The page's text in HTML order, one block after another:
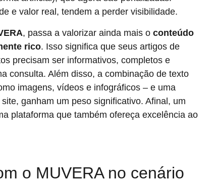
e valor real, tendem a perder visibilidade.
, passa a valorizar ainda mais o conteúdo
rico. Isso significa que seus artigos de
precisam ser informativos, completos e
consulta. Além disso, a combinação de texto
imagens, vídeos e infográficos – e uma
ganham um peso significativo. Afinal, um
plataforma que também ofereça excelência ao
o MUVERA no cenário